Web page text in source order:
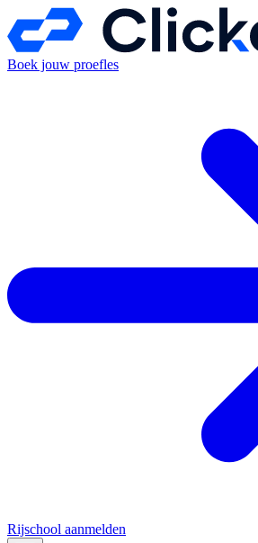
Boek jouw proefles
Rijschool aanmelden